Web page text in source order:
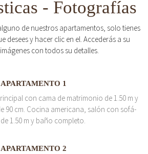
- Fotografías
de nuestros apartamentos, solo tienes
desees y hacer clic en el. Accederás a su
con todos su detalles.
APARTAMENTO 1
con cama de matrimonio de 1.50 m y
90 cm. Cocina americana, salón con sofá-
1.50 m y baño completo.
APARTAMENTO 2